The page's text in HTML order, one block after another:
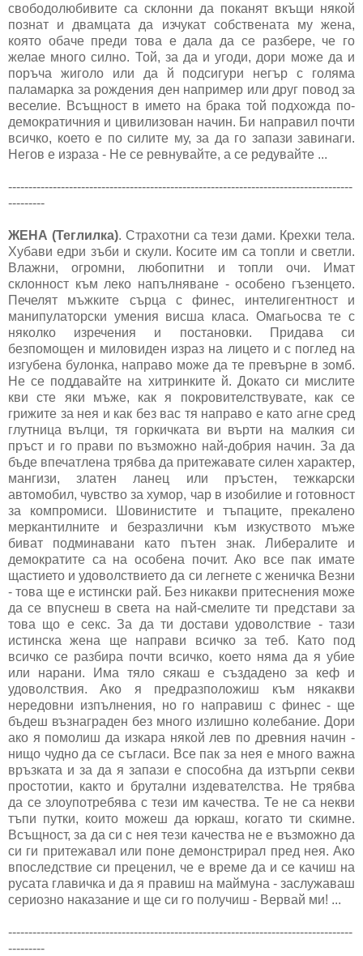
свободолюбивите са склонни да поканят вкъщи някой
познат и двамцата да изчукат собствената му жена,
която обаче преди това е дала да се разбере, че го
желае много силно. Той, за да и угоди, дори може да и
поръча жиголо или да й подсигури негър с голяма
паламарка за рождения ден например или друг повод за
веселие. Всъщност в името на брака той подхожда по-
демократичния и цивилизован начин. Би направил почти
всичко, което е по силите му, за да го запази завинаги.
Негов е израза - Не се ревнувайте, а се редувайте ...
-------------------------------------------------------------------------------------
---------
ЖЕНА (Теглилка). Страхотни са тези дами. Крехки тела.
Хубави едри зъби и скули. Косите им са топли и светли.
Влажни, огромни, любопитни и топли очи. Имат
склонност към леко напълняване - особено гъзенцето.
Печелят мъжките сърца с финес, интелигентност и
манипулаторски умения висша класа. Омагьосва те с
няколко изречения и постановки. Придава си
безпомощен и миловиден израз на лицето и с поглед на
изгубена булонка, направо може да те превърне в зомб.
Не се поддавайте на хитринките й. Докато си мислите
кви сте яки мъже, как я покровителствувате, как се
грижите за нея и как без вас тя направо е като агне сред
глутница вълци, тя горкичката ви върти на малкия си
пръст и го прави по възможно най-добрия начин. За да
бъде впечатлена трябва да притежавате силен характер,
мангизи, златен ланец или пръстен, тежкарски
автомобил, чувство за хумор, чар в изобилие и готовност
за компромиси. Шовинистите и тъпаците, прекалено
меркантилните и безразлични към изкуството мъже
биват подминавани като пътен знак. Либералите и
демократите са на особена почит. Ако все пак имате
щастието и удоволствието да си легнете с женичка Везни
- това ще е истински рай. Без никакви притеснения може
да се впуснеш в света на най-смелите ти представи за
това що е секс. За да ти достави удоволствие - тази
истинска жена ще направи всичко за теб. Като под
всичко се разбира почти всичко, което няма да я убие
или нарани. Има тяло сякаш е създадено за кеф и
удоволствия. Ако я предразположиш към някакви
нередовни изпълнения, но го направиш с финес - ще
бъдеш възнаграден без много излишно колебание. Дори
ако я помолиш да изкара някой лев по древния начин -
нищо чудно да се съгласи. Все пак за нея е много важна
връзката и за да я запази е способна да изтърпи секви
простотии, както и брутални издевателства. Не трябва
да се злоупотребява с тези им качества. Те не са некви
тъпи путки, които можеш да юркаш, когато ти скимне.
Всъщност, за да си с нея тези качества не е възможно да
си ги притежавал или поне демонстрирал пред нея. Ако
впоследствие си преценил, че е време да и се качиш на
русата главичка и да я правиш на маймуна - заслужаваш
сериозно наказание и ще си го получиш - Вервай ми! ...
-------------------------------------------------------------------------------------
---------